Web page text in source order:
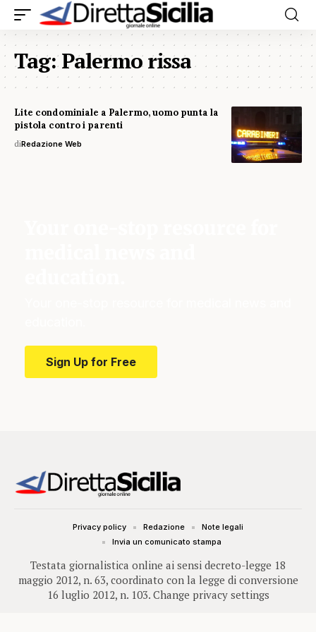
Tag:Palermo rissa
Lite condominiale a Palermo, uomo punta la
pistola contro i parenti
diRedazione Web
Sign Up for Free
Testata giornalistica online ai sensi decreto-legge 18
maggio 2012, n. 63, coordinato con la legge di conversione
16 luglio 2012, n. 103. Change privacy settings
Privacy policy Redazione
Note legali
Invia un comunicato stampa